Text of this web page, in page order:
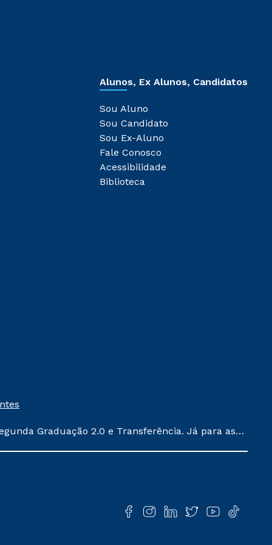
Alunos, Ex Alunos, Candidatos
Sou Aluno
Sou Candidato
Sou Ex-Aluno
Fale Conosco
Acessibilidade
Biblioteca
Graduação 2.0 e Transferência. Já para as